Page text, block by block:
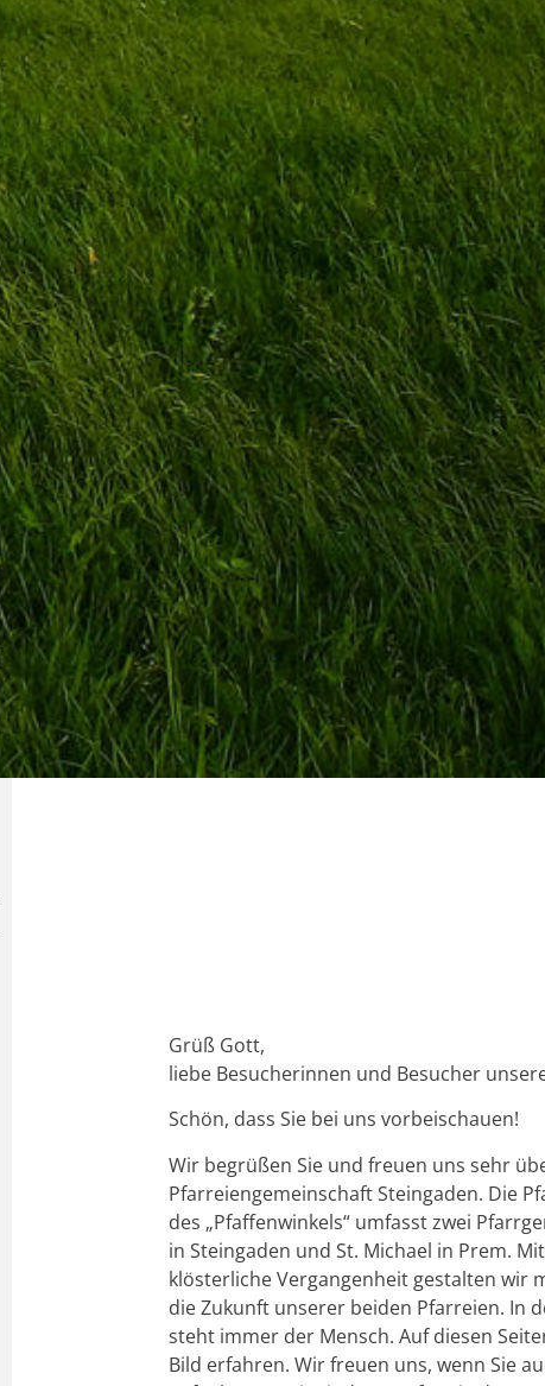
Grüß Gott,
liebe Besucherinnen und Besucher
Schön, dass Sie bei uns vorbeischauen!
Wir begrüßen Sie und freuen uns sehr
Pfarreiengemeinschaft Steingaden. Die
des „Pfaffenwinkels“ umfasst zwei
in Steingaden und St. Michael in Prem.
klösterliche Vergangenheit gestalten wir
die Zukunft unserer beiden Pfarreien. In
steht immer der Mensch. Auf diesen
Bild erfahren. Wir freuen uns, wenn Sie